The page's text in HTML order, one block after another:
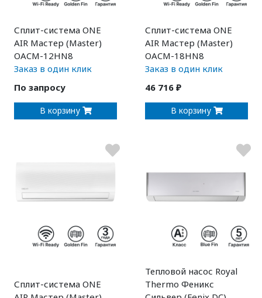
Сплит-система ONE
AIR Мастер (Master)
OACM-12HN8
Заказ в один клик
По запросу
В корзину
Сплит-система ONE
AIR Мастер (Master)
OACM-18HN8
Заказ в один клик
46 716 ₽
В корзину
Сплит-система ONE
Тепловой насос Royal
Thermo Феникс